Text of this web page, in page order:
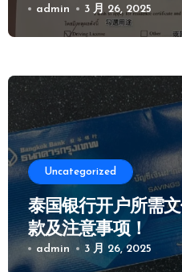
admin 3 月 26, 2025
Uncategorized
泰国银行开户所需
款及注意事项！
admin 3 月 26, 2025